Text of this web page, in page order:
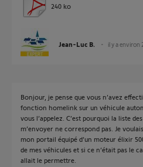
240 ko
Jean-Luc B. il y a environ
Bonjour, je pense que vous n’avez
fonction homelink sur un véhicule
vous l’appelez. C’est pourquoi la liste
m’envoyer ne correspond pas. Je
mon portail équipé d’un moteur élixir
de mes véhicules et si ce n’était pas le
allait le permettre.